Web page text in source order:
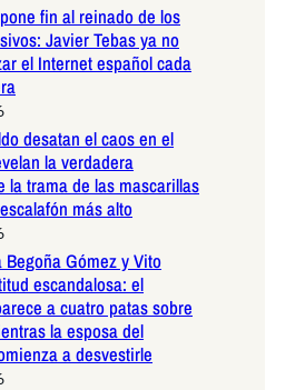
fin al reinado de los
Javier Tebas ya no
el Internet español cada
desatan el caos en el
la verdadera
la trama de las mascarillas
más alto
Begoña Gómez y Vito
escandalosa: el
a cuatro patas sobre
la esposa del
a desvestirle